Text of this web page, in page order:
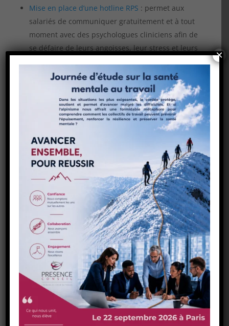
Mise en place d’une hotline RPS : permet aux
salariés de communiquer gratuitement et à tout
moment avec des psychologues cliniciens afin de
se défaire de leurs angoisses, leur stress et leurs
Sensibilisation aux problématiques RPS :
consiste à conscientiser les responsables tels
que la direction, les managers, les équipes RH et
les représentants du personnel sur les RPS.
Élaboration d’un programme d’accompagnement
au management : les managers sont en contact
continu avec les collaborateurs. Ainsi, une
grande partie de leur bien-être repose sur eux. Il
faut donc les soutenir et les aider, surtout dans
les périodes difficiles.
En cas de crise
Unbaromètre QVT ou un diagnostic RPSpeut
s’intégrer dans un projet deprévention du
harcèlement moral, sexuel ou toute autre forme de
pénibilité au travail. Si l’observation met à jour des
situations de souffrance, l’entreprise se doit de
réagir le plus vite possible.
En tant que
consultant en gestion de crise
traumatique
, Présence Conseil maîtrise toutes les
×